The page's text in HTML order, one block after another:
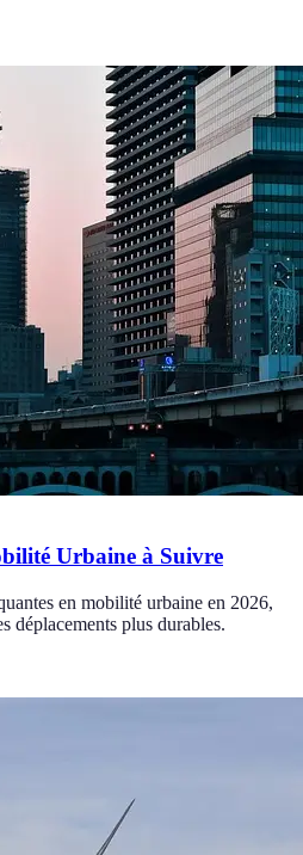
Urbaine à Suivre
en mobilité urbaine en 2026,
déplacements plus durables.